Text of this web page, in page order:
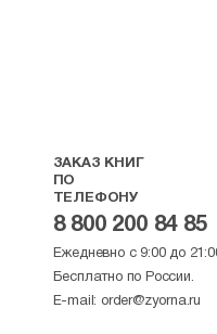
ЗАКАЗ КНИГ
ПО
ТЕЛЕФОНУ
8 800 200 84 85
Ежедневно с 9:00 до
Бесплатно по России.
E-mail: order@zyorna.ru